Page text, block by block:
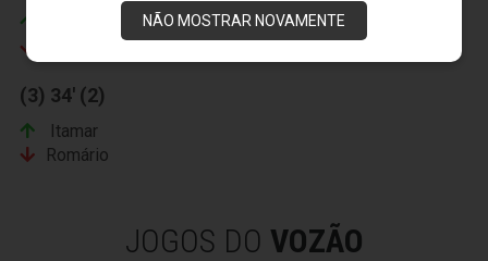
NÃO MOSTRAR NOVAMENTE
Heleno
Everton
(3) 34' (2)
Itamar
Romário
JOGOS DO VOZÃO